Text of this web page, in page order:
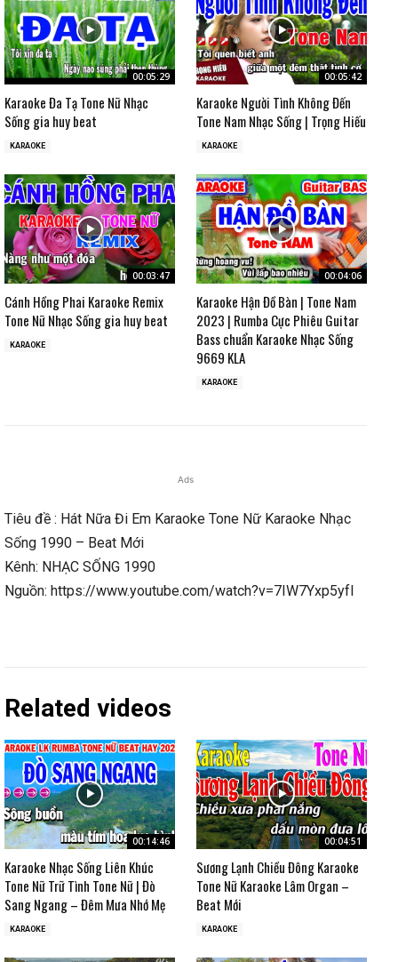
00:05:29
Karaoke Đa Tạ Tone Nữ Nhạc
Sống gia huy beat
KARAOKE
00:05:42
Karaoke Người Tình Không Đến
Tone Nam Nhạc Sống | Trọng Hiếu
KARAOKE
00:03:47
Cánh Hồng Phai Karaoke Remix
Tone Nữ Nhạc Sống gia huy beat
KARAOKE
00:04:06
Karaoke Hận Đồ Bàn | Tone Nam
2023 | Rumba Cực Phiêu Guitar
Bass chuẩn Karaoke Nhạc Sống
9669 KLA
KARAOKE
Ads
Tiêu đề : Hát Nữa Đi Em Karaoke Tone Nữ Karaoke Nhạc
Sống 1990 – Beat Mới
Kênh: NHẠC SỐNG 1990
Nguồn: https://www.youtube.com/watch?v=7IW7Yxp5yfI
Related videos
00:14:46
Karaoke Nhạc Sống Liên Khúc
Tone Nữ Trữ Tình Tone Nữ | Đò
Sang Ngang – Đêm Mưa Nhớ Mẹ
KARAOKE
00:04:51
Sương Lạnh Chiều Đông Karaoke
Tone Nữ Karaoke Lâm Organ –
Beat Mới
KARAOKE